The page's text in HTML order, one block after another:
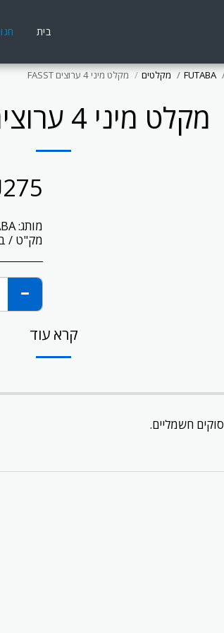
בית
FUTABA מקלטים מקלט מיני 4 ערוצים FASST
מקלט מיני 4 ערוצים FASST
275
מותג:
מק"ט /
קרא עוד